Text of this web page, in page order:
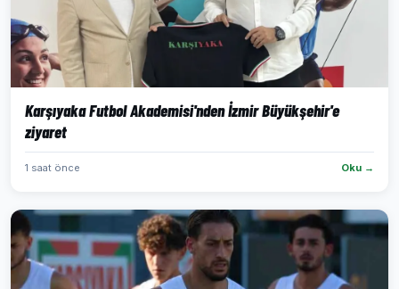
Karşıyaka Futbol Akademisi'nden İzmir Büyükşehir'e
ziyaret
1 saat önce Oku →